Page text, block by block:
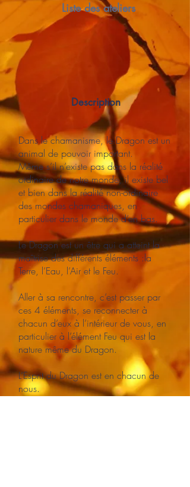
Liste des ateliers
Description
Dans le chamanisme, le Dragon est un
animal de pouvoir important.
Même s’il n’existe pas dans la réalité
ordinaire de notre monde, il existe bel
et bien dans la réalité non-ordinaire
des mondes chamaniques, en
particulier dans le monde d’en bas.
Le Dragon est un être qui a atteint la
maîtrise des différents éléments :la
Terre, l’Eau, l’Air et le Feu.
Aller à sa rencontre, c’est passer par
ces 4 éléments, se reconnecter à
chacun d’eux à l’intérieur de vous, en
particulier à l’élément Feu qui est la
nature même du Dragon.
L’Esprit du Dragon est en chacun de
nous.